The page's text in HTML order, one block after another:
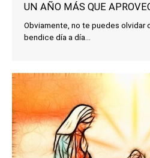
UN AÑO MÁS QUE
Obviamente, no te puedes olvidar
bendice día a día...